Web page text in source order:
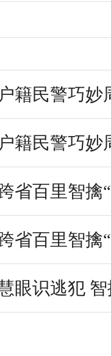
籍民警巧妙
籍民警巧妙
省百里智擒
省百里智擒
眼识逃犯